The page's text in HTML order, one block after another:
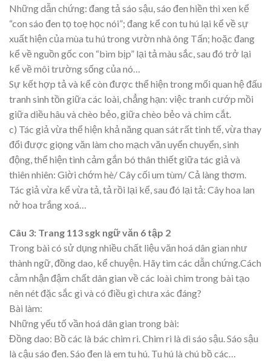
Những dẫn chứng: đang tả sáo sậu, sáo đen hiền thì xen kể
“con sáo đen tọ toẹ học nói”; đang kể con tu hú lại kể về sự
xuất hiện của mùa tu hú trong vườn nhà ông Tấn; hoặc đang
kể về nguồn gốc con “bìm bịp” lại tả màu sắc, sau đó trở lại
kể về môi trường sống của nó…
Sự kết hợp tả và kể còn được thể hiện trong mối quan hệ đấu
tranh sinh tồn giữa các loài, chẳng hạn: việc tranh cướp mồi
giữa diều hâu và chèo bẻo, giữa chèo bẻo và chim cắt.
c) Tác giả vừa thể hiện khả năng quan sát rất tinh tế, vừa thay
đổi được giọng văn làm cho mạch văn uyển chuyển, sinh
động, thể hiện tình cảm gắn bó thân thiết giữa tác giả và
thiên nhiên: Giời chớm hè/ Cây cối um tùm/ Cả làng thơm.
Tác giả vừa kể vừa tả, tả rồi lại kể, sau đó lại tả: Cây hoa lan
nở hoa trắng xoá…
Câu 3: Trang 113 sgk ngữ văn 6 tập 2
Trong bài có sử dụng nhiều chất liệu văn hoá dân gian như
thành ngữ, đồng dao, kể chuyện. Hãy tìm các dẫn chứng.Cách
cảm nhận đậm chất dân gian về các loài chim trong bài tạo
nên nét đặc sắc gì và có điều gì chưa xác đáng?
Bài làm:
Những yếu tố vần hoá dân gian trong bài:
Đồng dao: Bồ các là bác chim ri. Chim ri là dì sáo sậu. Sáo sậu
là cậu sáo đen. Sáo đen là em tu hú. Tu hú là chú bồ các…